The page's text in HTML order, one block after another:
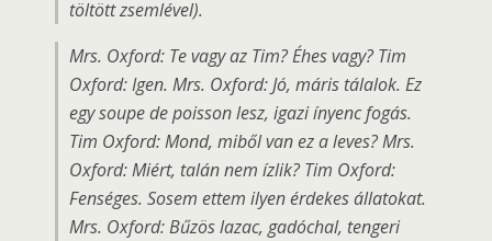
töltött zsemlével).
Mrs. Oxford: Te vagy az Tim? Éhes vagy? Tim
Oxford: Igen. Mrs. Oxford: Jó, máris tálalok. Ez
egy soupe de poisson lesz, igazi ínyenc fogás.
Tim Oxford: Mond, miből van ez a leves? Mrs.
Oxford: Miért, talán nem ízlik? Tim Oxford:
Fenséges. Sosem ettem ilyen érdekes állatokat.
Mrs. Oxford: Bűzös lazac, gadóchal, tengeri